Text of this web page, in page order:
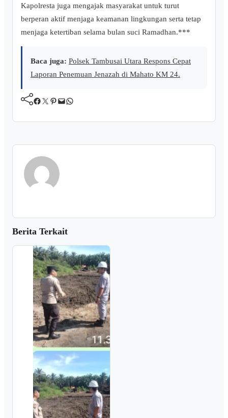
Kapolresta juga mengajak masyarakat untuk turut
berperan aktif menjaga keamanan lingkungan serta tetap
menjaga ketertiban selama bulan suci Ramadhan.***
Baca juga: Polsek Tambusai Utara Respons Cepat
Laporan Penemuan Jenazah di Mahato KM 24.
Facebook Twitter Pinterest Mail WhatsApp
Berita Terkait